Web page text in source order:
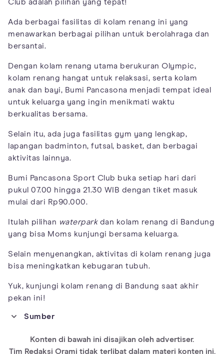
Club adalah pilihan yang tepat!
Ada berbagai fasilitas di kolam renang ini yang
menawarkan berbagai pilihan untuk berolahraga dan
bersantai.
Dengan kolam renang utama berukuran Olympic,
kolam renang hangat untuk relaksasi, serta kolam
anak dan bayi, Bumi Pancasona menjadi tempat ideal
untuk keluarga yang ingin menikmati waktu
berkualitas bersama.
Selain itu, ada juga fasilitas gym yang lengkap,
lapangan badminton, futsal, basket, dan berbagai
aktivitas lainnya.
Bumi Pancasona Sport Club buka setiap hari dari
pukul 07.00 hingga 21.30 WIB dengan tiket masuk
mulai dari Rp90.000.
Itulah pilihan waterparkdan kolam renang di Bandung
yang bisa Moms kunjungi bersama keluarga.
Selain menyenangkan, aktivitas di kolam renang juga
bisa meningkatkan kebugaran tubuh.
Yuk, kunjungi kolam renang di Bandung saat akhir
pekan ini!
Sumber
https://www.instagram.com/margacintapark/
Konten di bawah ini disajikan oleh advertiser.
Tim Redaksi Orami tidak terlibat dalam materi konten ini.